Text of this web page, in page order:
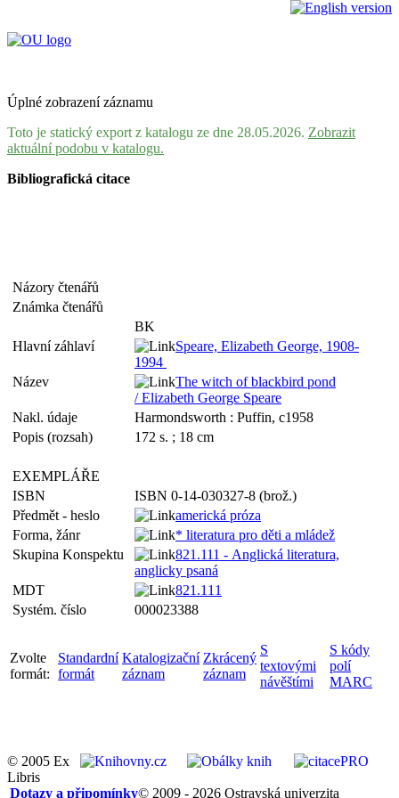
Úplné zobrazení záznamu
Toto je statický export z katalogu ze dne 28.05.2026. Zobrazit
aktuální podobu v katalogu.
Bibliografická citace
Názory čtenářů
Známka čtenářů
BK
Hlavní záhlaví
Speare, Elizabeth George, 1908-
1994
Název
The witch of blackbird pond
/ Elizabeth George Speare
Nakl. údaje
Harmondsworth : Puffin, c1958
Popis (rozsah)
172 s. ; 18 cm
EXEMPLÁŘE
ISBN
ISBN 0-14-030327-8 (brož.)
Předmět - heslo
americká próza
Forma, žánr
* literatura pro děti a mládež
Skupina Konspektu
821.111 - Anglická literatura,
anglicky psaná
MDT
821.111
Systém. číslo
000023388
Zvolte
formát:
Standardní
formát
Katalogizační
záznam
Zkrácený
záznam
S
textovými
návěštími
S kódy
polí
MARC
© 2005 Ex
Libris
© 2009 - 2026 Ostravská univerzita
Dotazy a připomínky